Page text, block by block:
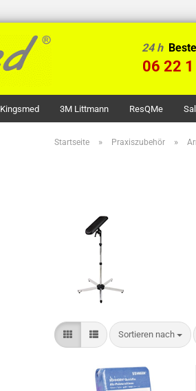
24 h
06 22
Kingsmed 3M Littmann ResQMe
Startseite » Praxiszubehör »
Sortieren nach
Sortieren nach